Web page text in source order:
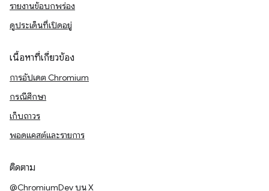
รายงานข้อบกพร่อง
ดูประเด็นที่เปิดอยู่
เนื้อหาที่เกี่ยวข้อง
การอัปเดต Chromium
กรณีศึกษา
เก็บถาวร
พอดแคสต์และรายการ
ติดตาม
@ChromiumDev บน X